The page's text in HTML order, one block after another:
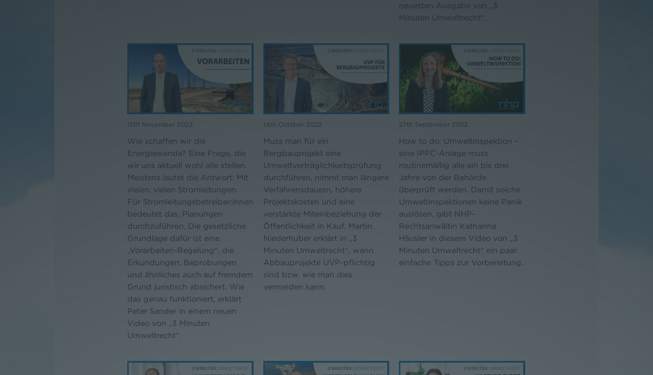
neuesten Ausgabe von „3
Minuten Umweltrecht“.
15th November 2022
Wie schaffen wir die
Energiewende? Eine Frage, die
wir uns aktuell wohl alle stellen.
Meistens lautet die Antwort: Mit
vielen, vielen Stromleitungen.
Für Stromleitungsbetreiber:innen
bedeutet das, Planungen
durchzuführen. Die gesetzliche
Grundlage dafür ist eine
„Vorarbeiten-Regelung“, die
Erkundungen, Beprobungen
und ähnliches auch auf fremdem
Grund juristisch absichert. Wie
das genau funktioniert, erklärt
Peter Sander in einem neuen
Video von „3 Minuten
Umweltrecht“.
14th October 2022
Muss man für ein
Bergbauprojekt eine
Umweltverträglichkeitsprüfung
durchführen, nimmt man längere
Verfahrensdauern, höhere
Projektskosten und eine
verstärkte Miteinbeziehung der
Öffentlichkeit in Kauf. Martin
Niederhuber erklärt in „3
Minuten Umweltrecht“, wann
Abbauprojekte UVP-pflichtig
sind bzw. wie man dies
vermeiden kann.
27th September 2022
How to do: Umweltinspektion –
eine IPPC-Anlage muss
routinemäßig alle ein bis drei
Jahre von der Behörde
überprüft werden. Damit solche
Umweltinspektionen keine Panik
auslösen, gibt NHP-
Rechtsanwältin Katharina
Häusler in diesem Video von „3
Minuten Umweltrecht“ ein paar
einfache Tipps zur Vorbereitung.